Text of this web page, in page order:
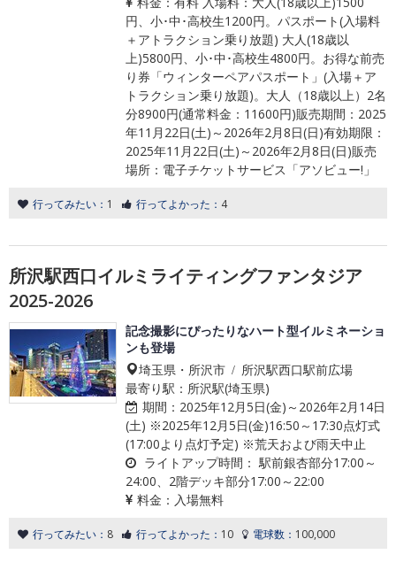
円、小･中･高校生1200円。パスポート(入場料
＋アトラクション乗り放題) 大人(18歳以
上)5800円、小･中･高校生4800円。お得な前売
り券「ウィンターペアパスポート」(入場＋ア
トラクション乗り放題)。大人（18歳以上）2名
分8900円(通常料金：11600円)販売期間：2025
年11月22日(土)～2026年2月8日(日)有効期限：
2025年11月22日(土)～2026年2月8日(日)販売
場所：電子チケットサービス「アソビュー!」
行ってみたい： 1 行ってよかった： 4
所沢駅西口イルミライティングファンタジア
2025-2026
記念撮影にぴったりなハート型イルミネーショ
ンも登場
埼玉県・所沢市 / 所沢駅西口駅前広場
最寄り駅：所沢駅(埼玉県)
期間： 2025年12月5日(金)～2026年2月14日
(土) ※2025年12月5日(金)16:50～17:30点灯式
(17:00より点灯予定) ※荒天および雨天中止
ライトアップ時間：駅前銀杏部分17:00～
24:00、2階デッキ部分17:00～22:00
料金： 入場無料
行ってみたい： 8 行ってよかった： 10 電球数： 100,000